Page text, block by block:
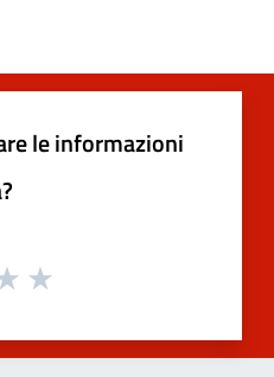
le informazioni